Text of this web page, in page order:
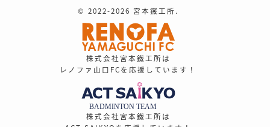
© 2022-2026 宮本鐵工所.
株式会社宮本鐵工所は
レノファ山口FCを応援しています！
株式会社宮本鐵工所は